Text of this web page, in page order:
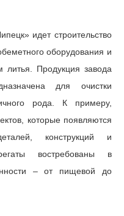
идет строительство
оборудования и
литья. Продукция завода
для очистки
рода. К примеру,
которые появляются
конструкций и
востребованы в
– от пищевой до